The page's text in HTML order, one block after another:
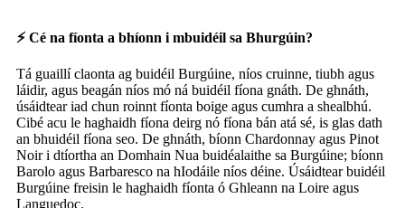
⚡ Cé na fíonta a bhíonn i mbuidéil sa Bhurgúin?
Tá guaillí claonta ag buidéil Burgúine, níos cruinne, tiubh agus
láidir, agus beagán níos mó ná buidéil fíona gnáth. De ghnáth,
úsáidtear iad chun roinnt fíonta boige agus cumhra a shealbhú.
Cibé acu le haghaidh fíona deirg nó fíona bán atá sé, is glas dath
an bhuidéil fíona seo. De ghnáth, bíonn Chardonnay agus Pinot
Noir i dtíortha an Domhain Nua buidéalaithe sa Burgúine; bíonn
Barolo agus Barbaresco na hIodáile níos déine. Úsáidtear buidéil
Burgúine freisin le haghaidh fíonta ó Ghleann na Loire agus
Languedoc.